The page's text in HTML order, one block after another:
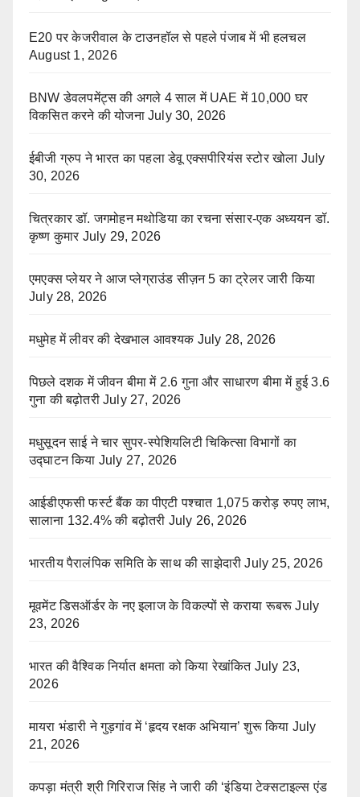
E20 पर केजरीवाल के टाउनहॉल से पहले पंजाब में भी हलचल
August 1, 2026
BNW डेवलपमेंट्स की अगले 4 साल में UAE में 10,000 घर
विकसित करने की योजना July 30, 2026
ईबीजी ग्रुप ने भारत का पहला डेवू एक्सपीरियंस स्टोर खोला July
30, 2026
चित्रकार डॉ. जगमोहन मथोडिया का रचना संसार-एक अध्ययन डॉ.
कृष्ण कुमार July 29, 2026
एमएक्स प्लेयर ने आज प्लेग्राउंड सीज़न 5 का ट्रेलर जारी किया
July 28, 2026
मधुमेह में लीवर की देखभाल आवश्यक July 28, 2026
पिछले दशक में जीवन बीमा में 2.6 गुना और साधारण बीमा में हुई 3.6
गुना की बढ़ोतरी July 27, 2026
मधुसूदन साई ने चार सुपर-स्पेशियलिटी चिकित्सा विभागों का
उद्घाटन किया July 27, 2026
आईडीएफसी फर्स्ट बैंक का पीएटी पश्चात 1,075 करोड़ रुपए लाभ,
सालाना 132.4% की बढ़ोतरी July 26, 2026
भारतीय पैरालंपिक समिति के साथ की साझेदारी July 25, 2026
मूवमेंट डिसऑर्डर के नए इलाज के विकल्पों से कराया रूबरू July
23, 2026
भारत की वैश्विक निर्यात क्षमता को किया रेखांकित July 23,
2026
मायरा भंडारी ने गुड़गांव में ‘हृदय रक्षक अभियान’ शुरू किया July
21, 2026
कपड़ा मंत्री श्री गिरिराज सिंह ने जारी की ‘इंडिया टेक्सटाइल्स एंड